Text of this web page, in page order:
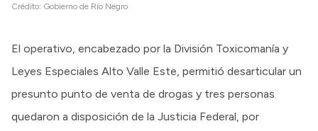
Crédito: Gobierno de Río Negro
El operativo, encabezado por la División Toxicomanía y
Leyes Especiales Alto Valle Este, permitió desarticular un
presunto punto de venta de drogas y tres personas
quedaron a disposición de la Justicia Federal, por